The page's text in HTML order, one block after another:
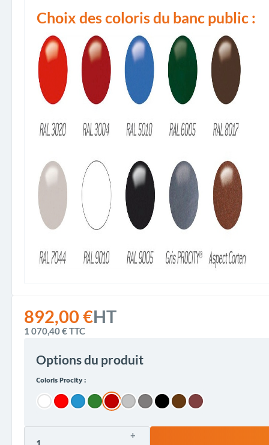
892,00 €HT
1 070,40 €TTC
Options du produit
Coloris Procity :
+
Choix des coloris du banc public :